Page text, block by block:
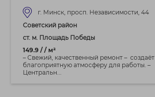
г. Минск, просп. Независимости, 44
Советский район
ст. м. Площадь Победы
149.9 / / м²
– Свежий, качественный ремонт – создаёт
благоприятную атмосферу для работы. –
Центральн...